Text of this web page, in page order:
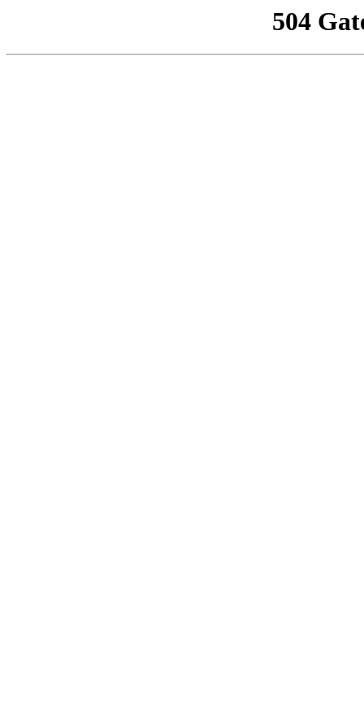
504